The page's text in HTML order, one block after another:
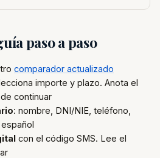
paso a paso
comparador actualizado
importe y plazo. Anota el
continuar
: nombre, DNI/NIE, teléfono,
con el código SMS. Lee el